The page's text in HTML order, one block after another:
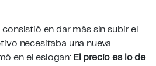
en dar más sin subir el
necesitaba una nueva
en el eslogan: El precio es lo de